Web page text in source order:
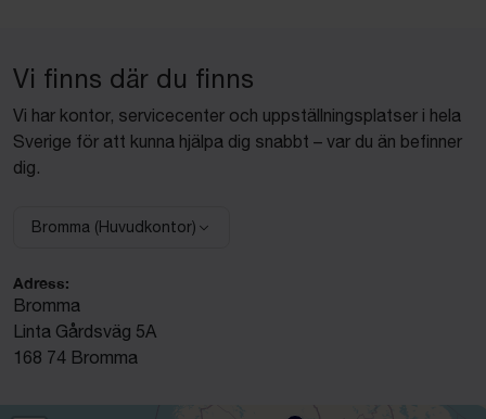
Vi finns där du finns
Vi har kontor, servicecenter och uppställningsplatser i hela
Sverige för att kunna hjälpa dig snabbt – var du än befinner
dig.
Välj anläggning:
Bromma (Huvudkontor)
Adress:
Bromma
Linta Gårdsväg 5A
168 74 Bromma